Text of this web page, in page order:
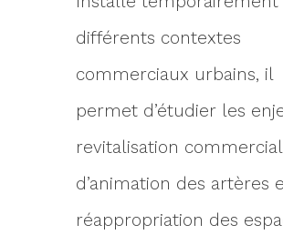
différents contextes
commerciaux urbains, il
permet d’étudier les
revitalisation
d’animation des artères
réappropriation des